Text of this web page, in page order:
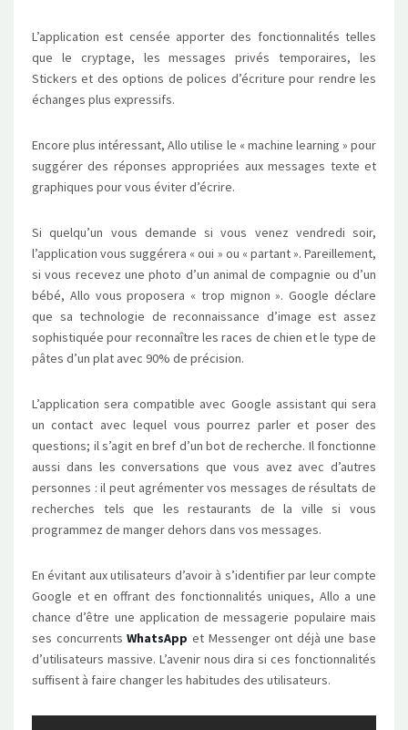
L’application est censée apporter des fonctionnalités telles
que le cryptage, les messages privés temporaires, les
Stickers et des options de polices d’écriture pour rendre les
échanges plus expressifs.
Encore plus intéressant, Allo utilise le « machine learning » pour
suggérer des réponses appropriées aux messages texte et
graphiques pour vous éviter d’écrire.
Si quelqu’un vous demande si vous venez vendredi soir,
l’application vous suggérera « oui » ou « partant ». Pareillement,
si vous recevez une photo d’un animal de compagnie ou d’un
bébé, Allo vous proposera « trop mignon ». Google déclare
que sa technologie de reconnaissance d’image est assez
sophistiquée pour reconnaître les races de chien et le type de
pâtes d’un plat avec 90% de précision.
L’application sera compatible avec Google assistant qui sera
un contact avec lequel vous pourrez parler et poser des
questions; il s’agit en bref d’un bot de recherche. Il fonctionne
aussi dans les conversations que vous avez avec d’autres
personnes : il peut agrémenter vos messages de résultats de
recherches tels que les restaurants de la ville si vous
programmez de manger dehors dans vos messages.
En évitant aux utilisateurs d’avoir à s’identifier par leur compte
Google et en offrant des fonctionnalités uniques, Allo a une
chance d’être une application de messagerie populaire mais
ses concurrentsWhatsApp et Messenger ont déjà une base
d’utilisateurs massive. L’avenir nous dira si ces fonctionnalités
suffisent à faire changer les habitudes des utilisateurs.